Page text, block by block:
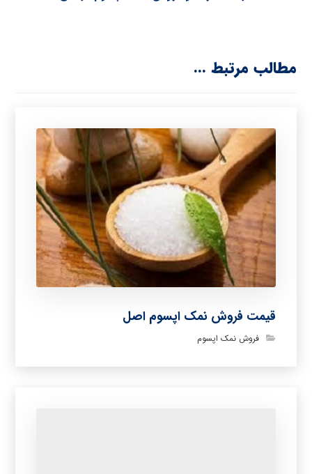
مطالب مرتبط ...
قیمت فروش نمک اپسوم اصل
فروش نمک اپسوم